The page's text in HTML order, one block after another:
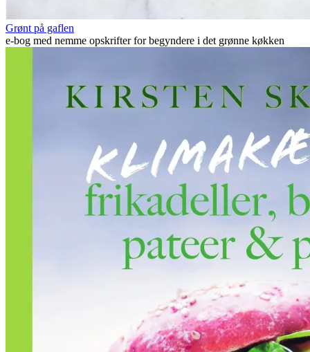
Grønt på gaflen
e-bog med nemme opskrifter for begyndere i det grønne køkken